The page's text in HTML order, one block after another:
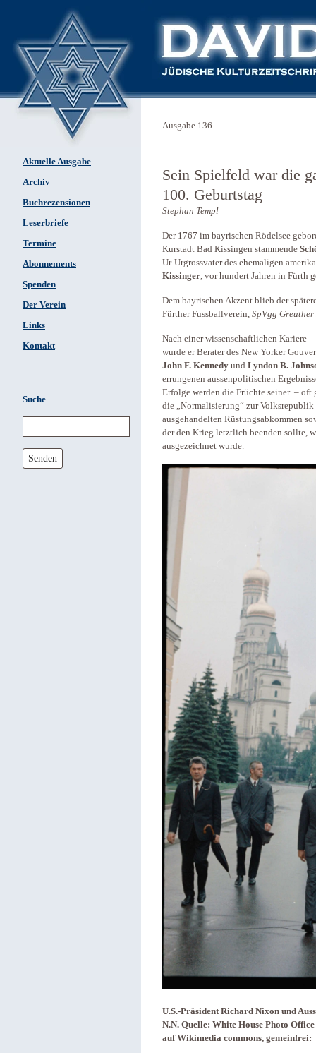
Aktuelle Ausgabe
Archiv
Buchrezensionen
Leserbriefe
Termine
Abonnements
Spenden
Der Verein
Links
Kontakt
Suche
Senden
Ausgabe 136
Sein Spielfeld war die
100. Geburtstag
Stephan Templ
Der 1767 im bayrischen Rödelsee
Kurstadt Bad Kissingen stammende
Ur-Urgrossvater des ehemaligen
Kissinger, vor hundert Jahren in Fürth
Dem bayrischen Akzent blieb der
Fürther Fussballverein, SpVgg
Nach einer wissenschaftlichen Kariere
wurde er Berater des New Yorker
John F. Kennedy und Lyndon B.
errungenen aussenpolitischen
Erfolge werden die Früchte seiner – oft
die „Normalisierung“ zur Volksrepublik
ausgehandelten Rüstungsabkommen
der den Krieg letztlich beenden sollte,
ausgezeichnet wurde.
U.S.-Präsident Richard Nixon und
N.N. Quelle: White House Photo
auf Wikimedia commons, gemeinfrei: